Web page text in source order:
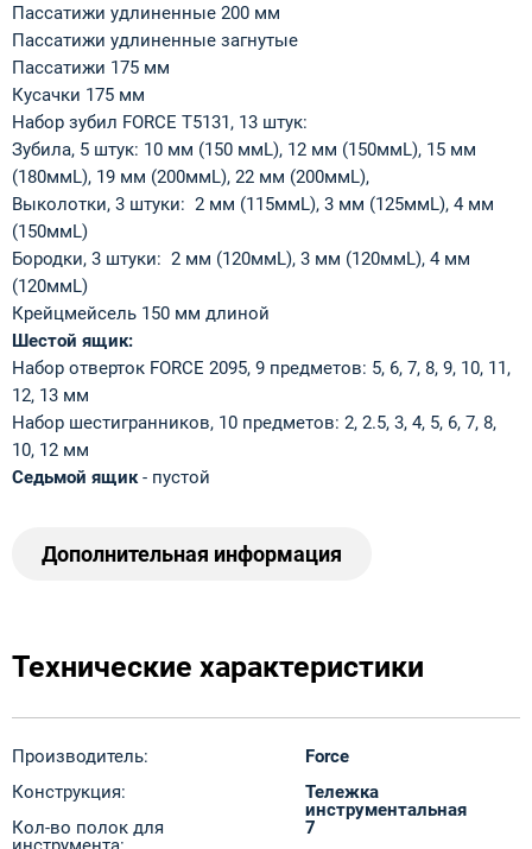
Пассатижи удлиненные 200 мм
Пассатижи удлиненные загнутые
Пассатижи 175 мм
Кусачки 175 мм
Набор зубил FORCE T5131, 13 штук:
Зубила, 5 штук: 10 мм (150 ммL), 12 мм (150ммL), 15 мм
(180ммL), 19 мм (200ммL), 22 мм (200ммL),
Выколотки, 3 штуки: 2 мм (115ммL), 3 мм (125ммL), 4 мм
(150ммL)
Бородки, 3 штуки: 2 мм (120ммL), 3 мм (120ммL), 4 мм
(120ммL)
Крейцмейсель 150 мм длиной
Шестой ящик:
Набор отверток FORCE 2095, 9 предметов: 5, 6, 7, 8, 9, 10, 11,
12, 13 мм
Набор шестигранников, 10 предметов: 2, 2.5, 3, 4, 5, 6, 7, 8,
10, 12 мм
Седьмой ящик- пустой
Дополнительная информация
Технические характеристики
Производитель:
Force
Конструкция:
Тележка
инструментальная
Кол-во полок для
7